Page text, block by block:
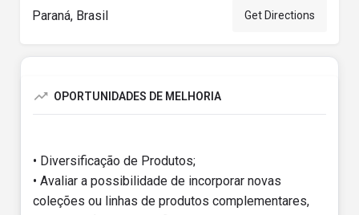
Paraná, Brasil Get Directions
OPORTUNIDADES DE MELHORIA
• Diversificação de Produtos;
• Avaliar a possibilidade de incorporar novas
coleções ou linhas de produtos complementares,